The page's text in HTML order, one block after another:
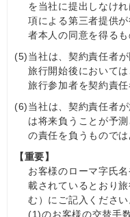
を当社に提出しなけ
項による第三者提供
者本人の同意を得るも
(5)当社は、契約責任者
旅行開始後において
旅行参加者を契約責任
(6)当社は、契約責任者
は将来負うことが予
の責任を負うものでは
【重要】
お客様のローマ字氏
載されているとおり
む）にご記入くださ
(1)のお客様の交替手